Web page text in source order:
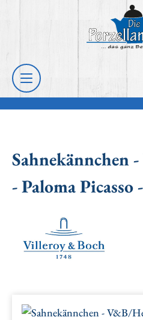
Hauptinhalt springen
- Paloma Picasso
Bildergalerie überspringen